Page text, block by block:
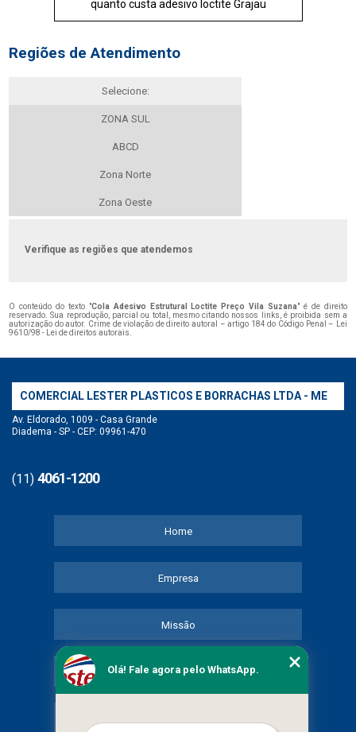
quanto custa adesivo loctite Grajau
Regiões de Atendimento
Selecione:
ZONA SUL
ABCD
Zona Norte
Zona Oeste
Verifique as regiões que atendemos
O conteúdo do texto "Cola Adesivo Estrutural Loctite Preço Vila Suzana" é de direito
reservado. Sua reprodução, parcial ou total, mesmo citando nossos links, é proibida sem a
autorização do autor. Crime de violação de direito autoral – artigo 184 do Código Penal – Lei
9610/98 - Lei de direitos autorais.
COMERCIAL LESTER PLASTICOS E BORRACHAS LTDA - ME
Av. Eldorado, 1009 - Casa Grande
Diadema - SP - CEP: 09961-470
(11) 4061-1200
Home
Empresa
Missão
Serviços
Olá! Fale agora pelo WhatsApp.